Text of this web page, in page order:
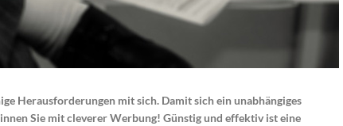
Herausforderungen mit sich. Damit sich ein unabhängiges
Sie mit cleverer Werbung! Günstig und effektiv ist eine